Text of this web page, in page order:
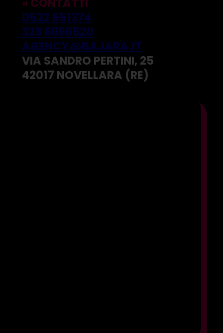
0522 651374
328 8898520
AGENCY@BAJARA.IT
VIA SANDRO PERTINI, 25
42017 NOVELLARA (RE)